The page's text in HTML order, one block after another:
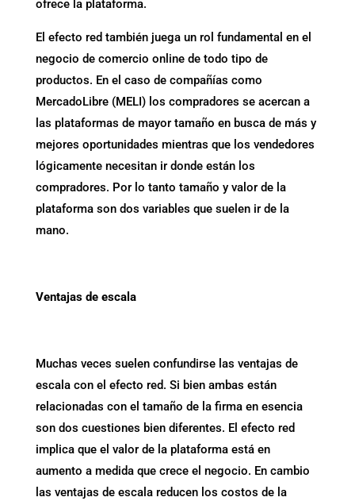
ofrece la plataforma.
El efecto red también juega un rol fundamental en el
negocio de comercio online de todo tipo de
productos. En el caso de compañías como
MercadoLibre (MELI) los compradores se acercan a
las plataformas de mayor tamaño en busca de más y
mejores oportunidades mientras que los vendedores
lógicamente necesitan ir donde están los
compradores. Por lo tanto tamaño y valor de la
plataforma son dos variables que suelen ir de la
mano.
Ventajas de escala
Muchas veces suelen confundirse las ventajas de
escala con el efecto red. Si bien ambas están
relacionadas con el tamaño de la firma en esencia
son dos cuestiones bien diferentes. El efecto red
implica que el valor de la plataforma está en
aumento a medida que crece el negocio. En cambio
las ventajas de escala reducen los costos de la